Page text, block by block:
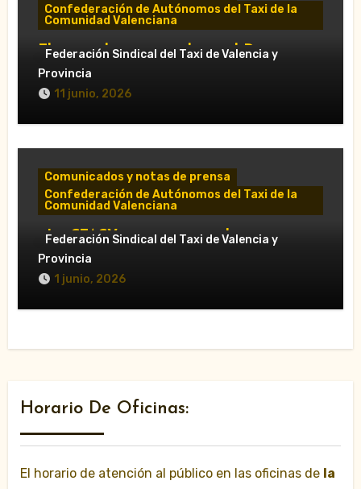
Confederación de Autónomos del Taxi de la
Comunidad Valenciana
El taxi valenciano rechaza el Decreto
Ley sobre VTC y pide su retirada en Les
Corts
Federación Sindical del Taxi de Valencia y
Provincia
11 junio, 2026
Comunicados y notas de prensa
Confederación de Autónomos del Taxi de la
Comunidad Valenciana
«La CTACV carga contra el nuevo
Decreto Ley y acusa al Consell de
favorecer a las VTC»
Federación Sindical del Taxi de Valencia y
Provincia
1 junio, 2026
Horario De Oficinas:
El horario de atención al público en las oficinas de la